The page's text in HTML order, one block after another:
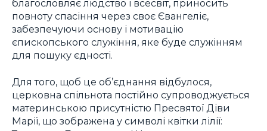
благословляє людство і всесвіт, приносить
повноту спасіння через своє Євангеліє,
забезпечуючи основу і мотивацію
єпископського служіння, яке буде служінням
для пошуку єдності.
Для того, щоб це об’єднання відбулося,
церковна спільнота постійно супроводжується
материнською присутністю Пресвятої Діви
Марії, що зображена у символі квітки лілії: